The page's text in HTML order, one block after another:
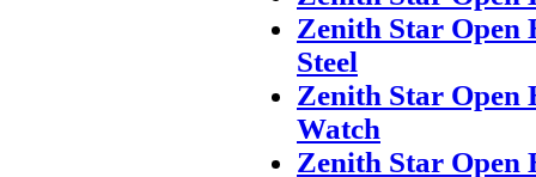
Zenith Star Open
Steel
Zenith Star Open
Watch
Zenith Star Open